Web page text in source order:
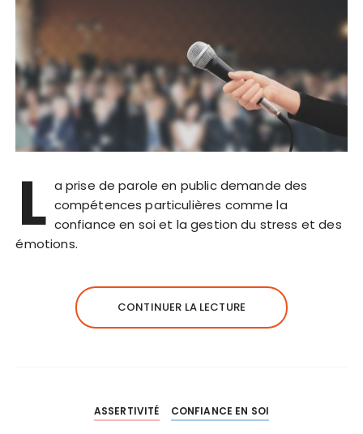
L a prise de parole en public demande des
compétences particulières comme la
confiance en soi et la gestion du stress et des
émotions.
CONTINUER LA LECTURE
ASSERTIVITÉ CONFIANCE EN SOI